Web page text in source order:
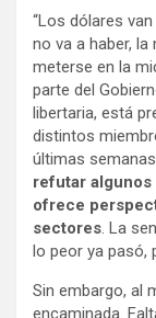
“Los dólares
no va a haber,
meterse en la
parte del
libertaria, está
distintos
últimas semanas.
refutar algunos
ofrece
sectores . La
lo peor ya pasó,
Sin embargo, al
encaminada.